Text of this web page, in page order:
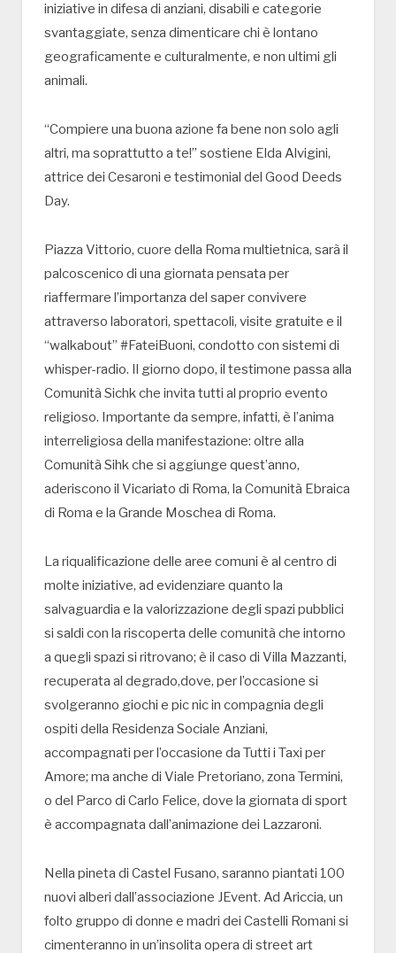
iniziative in difesa di anziani, disabili e categorie
svantaggiate, senza dimenticare chi è lontano
geograficamente e culturalmente, e non ultimi gli
animali.
“Compiere una buona azione fa bene non solo agli
altri, ma soprattutto a te!” sostiene Elda Alvigini,
attrice dei Cesaroni e testimonial del Good Deeds
Day.
Piazza Vittorio, cuore della Roma multietnica, sarà il
palcoscenico di una giornata pensata per
riaffermare l’importanza del saper convivere
attraverso laboratori, spettacoli, visite gratuite e il
“walkabout” #FateiBuoni, condotto con sistemi di
whisper-radio. Il giorno dopo, il testimone passa alla
Comunità Sichk che invita tutti al proprio evento
religioso. Importante da sempre, infatti, è l’anima
interreligiosa della manifestazione: oltre alla
Comunità Sihk che si aggiunge quest’anno,
aderiscono il Vicariato di Roma, la Comunità Ebraica
di Roma e la Grande Moschea di Roma.
La riqualificazione delle aree comuni è al centro di
molte iniziative, ad evidenziare quanto la
salvaguardia e la valorizzazione degli spazi pubblici
si saldi con la riscoperta delle comunità che intorno
a quegli spazi si ritrovano; è il caso di Villa Mazzanti,
recuperata al degrado,dove, per l’occasione si
svolgeranno giochi e pic nic in compagnia degli
ospiti della Residenza Sociale Anziani,
accompagnati per l’occasione da Tutti i Taxi per
Amore; ma anche di Viale Pretoriano, zona Termini,
o del Parco di Carlo Felice, dove la giornata di sport
è accompagnata dall’animazione dei Lazzaroni.
Nella pineta di Castel Fusano, saranno piantati 100
nuovi alberi dall’associazione JEvent. Ad Ariccia, un
folto gruppo di donne e madri dei Castelli Romani si
cimenteranno in un’insolita opera di street art